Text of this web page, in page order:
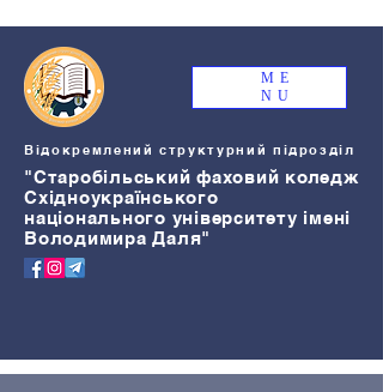
ME
NU
Відокремлений структурний підрозділ
"Старобільський фаховий коледж
Східноукраїнського
національного університету імені
Володимира Даля"